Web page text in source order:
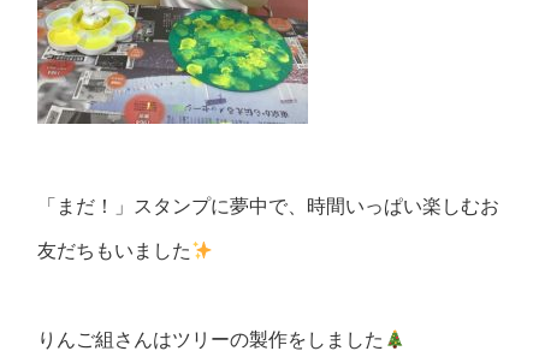
「まだ！」スタンプに夢中で、時間いっぱい楽しむお
友だちもいました
りんご組さんはツリーの製作をしました